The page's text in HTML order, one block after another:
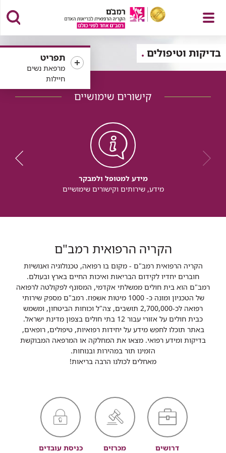
פתח
תפריט
תפריט
מרפאת נשים
חיילות
בדיקות וטיפולים
קישורים שימושיים
מידע למטופל ולמבקר
מידע, שירותים וקישורים שימושיים
הקריה הרפואית רמב"ם
הקריה הרפואית רמב"ם - מקום בו רפואה, טכנולוגיה ואנושיות
חוברים יחדיו לקידום הבריאות ואיכות החיים בארץ ובעולם.
רמב"ם הוא בית חולים ממשלתי אקדמי, המסונף לפקולטה לרפואה
של הטכניון ומונה כ- 1000 מיטות אשפוז. רמב"ם מספק שירותי
רפואה לכ-2,700,000 תושבים, צה"ל וכוחות הביטחון, ומשמש
כבית חולים על אזורי עבור 12 בתי חולים בצפון מדינת ישראל.
באתר תוכלו לחפש מידע על יחידות רפואיות, טיפולים, רופאים,
בדיקות ומידע רפואי. מצאו את המחלקה או המרפאה המבוקשת
הזמינו תור במהירות ובנוחות.
מאחלים לכולנו הרבה בריאות!
דרושים מכרזים כניסת עובדים